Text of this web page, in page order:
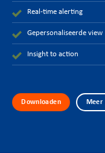
Real-time alerting
Gepersonaliseerde view
Insight to action
Downloaden